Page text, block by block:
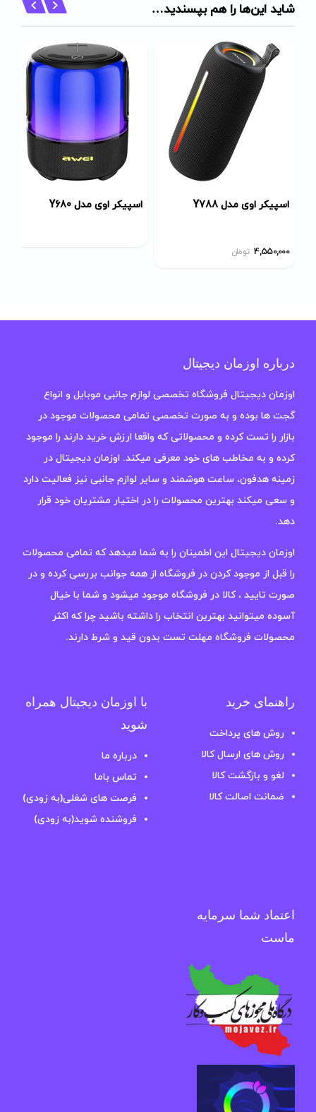
شاید این‌ها را هم بپسندید…
اسپیکر اوی مدل Y788
4,550,000 تومان
اسپیکر اوی مدل Y680
درباره اوزمان دیجیتال
اوزمان دیجیتال فروشگاه تخصصی لوازم جانبی موبایل و انواع
گجت ها بوده و به صورت تخصصی تمامی محصولات موجود در
بازار را تست کرده و محصولاتی که واقعا ارزش خرید دارند را موجود
کرده و به مخاطب های خود معرفی میکند. اوزمان دیجیتال در
زمینه هدفون، ساعت هوشمند و سایر لوازم جانبی نیز فعالیت دارد
و سعی میکند بهترین محصولات را در اختیار مشتریان خود قرار
دهد.
اوزمان دیجیتال این اطمینان را به شما میدهد که تمامی محصولات
را قبل از موجود کردن در فروشگاه از همه جوانب بررسی کرده و در
صورت تایید ، کالا در فروشگاه موجود میشود و شما با خیال
آسوده میتوانید بهترین انتخاب را داشته باشید چرا که اکثر
محصولات فروشگاه مهلت تست بدون قید و شرط دارند.
راهنمای خرید
روش های پرداخت
روش های ارسال کالا
لغو و بازگشت کالا
ضمانت اصالت کالا
با اوزمان دیجیتال همراه
شوید
درباره ما
تماس باما
فرصت های شغلی(به زودی)
فروشنده شوید(به زودی)
اعتماد شما سرمایه
ماست